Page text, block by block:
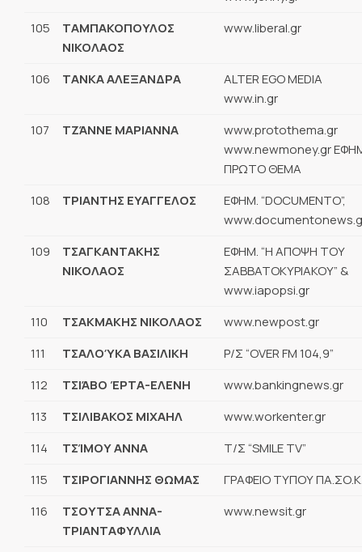
105
ΤΑΜΠΑΚΟΠΟΥΛΟΣ
ΝΙΚΟΛΑΟΣ
www.liberal.gr
106 ΤΑΝΚΑ ΑΛΕΞΑΝΔΡΑ
ALTER EGO MEDIA
www.in.gr
107
ΤΖΆΝΝΕ ΜΑΡΙΑΝΝΑ
www.protothema.gr
www.newmoney.gr
ΠΡΩΤΟ ΘΕΜΑ
108
ΤΡΙΑΝΤΗΣ ΕΥΑΓΓΕΛΟΣ
ΕΦΗΜ. “DOCUMENTO”,
109
ΤΣΑΓΚΑΝΤΑΚΗΣ
ΝΙΚΟΛΑΟΣ
ΕΦΗΜ. “Η ΑΠΟΨΗ ΤΟΥ
ΣΑΒΒΑΤΟΚΥΡΙΑΚΟΥ” &
www.iapopsi.gr
110
ΤΣΑΚΜΑΚΗΣ ΝΙΚΟΛΑΟΣ
www.newpost.gr
111
ΤΣΑΛΟΎΚΑ ΒΑΣΙΛΙΚΗ
Ρ/Σ “OVER FM 104,9”
112
ΤΣΙΆΒΟ ΈΡΤΑ-ΕΛΕΝΗ
www.bankingnews.gr
113
ΤΣΙΛΙΒΑΚΟΣ ΜΙΧΑΗΛ
www.workenter.gr
114
ΤΣΊΜΟΥ ΑΝΝΑ
Τ/Σ “SMILE TV”
115
ΤΣΙΡΟΓΙΑΝΝΗΣ ΘΩΜΑΣ
ΓΡΑΦΕΙΟ ΤΥΠΟΥ
116
ΤΣΟΥΤΣΑ ΑΝΝΑ-
ΤΡΙΑΝΤΑΦΥΛΛΙΑ
www.newsit.gr